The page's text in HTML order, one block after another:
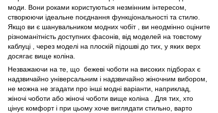
моди. Вони роками користуються незмінним інтересом,
створюючи ідеальне поєднання функціональності та стилю.
Якщо ви є шанувальником модних чобіт , ви неодмінно оціните
різноманітність доступних фасонів, від моделей на товстому
каблуці , через моделі на плоскій підошві до тих, у яких верх
досягає вище коліна.
Незважаючи на те, що бежеві чоботи на високих підборах є
надзвичайно універсальним і надзвичайно жіночним вибором,
не можна не згадати про інші модні варіанти, наприклад,
жіночі чоботи або жіночі чоботи вище коліна . Для тих, хто
цінує комфорт і при цьому хоче виглядати стильно, варто